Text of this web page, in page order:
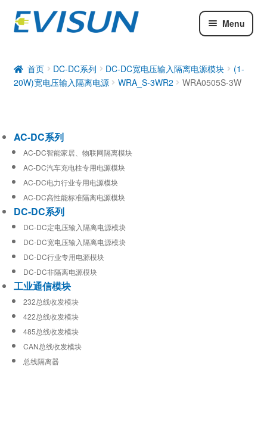
Menu
DC-DC系列
工业通信模块
首页 DC-DC系列 DC-DC宽电压输入隔离电源模块
(1-
20W)宽电压输入隔离电源
WRA_S-3WR2 WRA0505S-3W
AC-DC系列
AC-DC智能家居、物联网隔离模块
AC-DC汽车充电柱专用电源模块
AC-DC电力行业专用电源模块
AC-DC高性能标准隔离电源模块
DC-DC系列
DC-DC定电压输入隔离电源模块
DC-DC宽电压输入隔离电源模块
DC-DC行业专用电源模块
DC-DC非隔离电源模块
工业通信模块
232总线收发模块
422总线收发模块
485总线收发模块
CAN总线收发模块
总线隔离器